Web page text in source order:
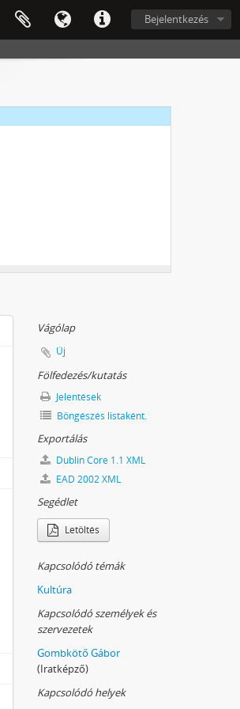
Bejelentkezés
Vágólap
Új
Fölfedezés/kutatás
Jelentések
Böngészés listaként.
Exportálás
Dublin Core 1.1 XML
EAD 2002 XML
Segédlet
Letöltés
Kapcsolódó témák
Kultúra
Kapcsolódó személyek és
szervezetek
Gombkötő Gábor
(Iratképző)
Kapcsolódó helyek